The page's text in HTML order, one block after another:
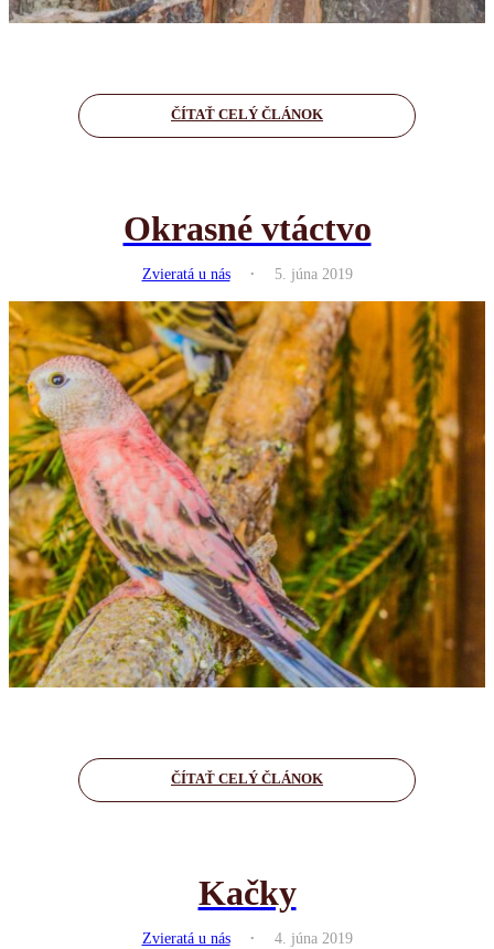
ČÍTAŤ CELÝ ČLÁNOK
Okrasné vtáctvo
Zvieratá u nás . 5. júna 2019
ČÍTAŤ CELÝ ČLÁNOK
Kačky
Zvieratá u nás . 4. júna 2019